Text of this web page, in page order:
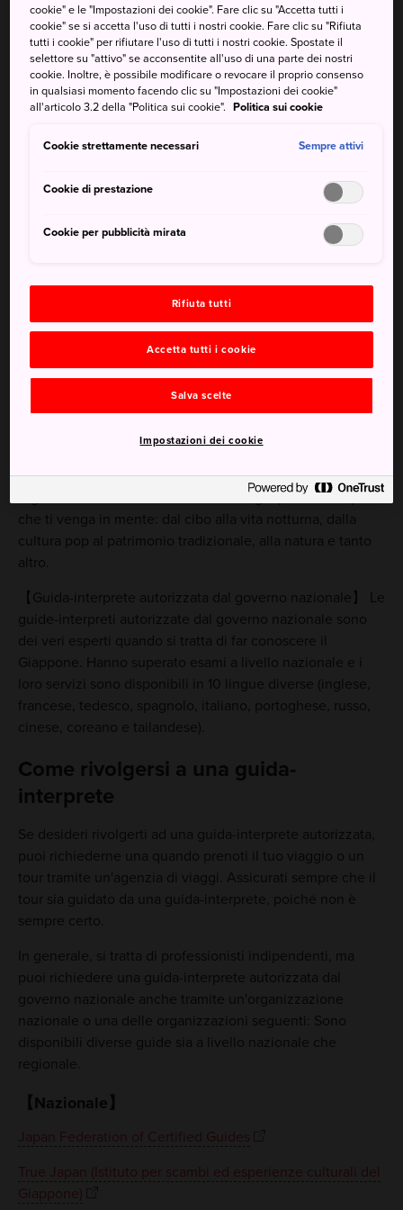
e dell'informazione, vedendo e facendo tutto proprio
come farebbe un locale. Questo è il modo migliore per
vivere il Giappone, in maniera intensa e in modo
completamente diverso.
Scopri come contattare la tua guida-interprete autorizzata
tradizione e fascino giapponese nella tua lingua madre.
Guide-interpreti ufficiali
autorizzate: Come funziona in
Grazie a una guida preparata, potrai fare dei tour che ti
permetteranno di scoprire in profondità tradizione, cultura,
usanze moderne e moda del Giappone.
Impara molto di più di quanto potresti fare da solo
viaggiando con qualcuno del posto e che conosce la
zona. Naturalmente, puoi stare certo di avere una guida
appassionata che sa di cosa parla. Il suo entusiasmo e la
meglio il tuo viaggio. Alcune guide hanno addirittura
organizzato dei tour unici dedicati a ogni possibile aspetto
che ti venga in mente: dal cibo alla vita notturna, dalla
cultura pop al patrimonio tradizionale, alla natura e tanto
altro.
【Guida-interprete autorizzata dal governo nazionale】 Le
guide-interpreti autorizzate dal governo nazionale sono
dei veri esperti quando si tratta di far conoscere il
Giappone. Hanno superato esami a livello nazionale e i
loro servizi sono disponibili in 10 lingue diverse (inglese,
francese, tedesco, spagnolo, italiano, portoghese, russo,
cinese, coreano e tailandese).
Come rivolgersi a una guida-
interprete
Se desideri rivolgerti ad una guida-interprete autorizzata,
puoi richiederne una quando prenoti il tuo viaggio o un
tour tramite un'agenzia di viaggi. Assicurati sempre che il
tour sia guidato da una guida-interprete, poiché non è
sempre certo.
In generale, si tratta di professionisti indipendenti, ma
puoi richiedere una guida-interprete autorizzata dal
governo nazionale anche tramite un'organizzazione
nazionale o una delle organizzazioni seguenti: Sono
disponibili diverse guide sia a livello nazionale che
regionale.
【Nazionale】
Japan Federation of Certified Guides
True Japan (Istituto per scambi ed esperienze culturali del
Giappone)
cookie" e le "Impostazioni dei cookie". Fare clic su "Accetta tutti i
cookie" se si accetta l'uso di tutti i nostri cookie. Fare clic su "Rifiuta
tutti i cookie" per rifiutare l'uso di tutti i nostri cookie. Spostate il
selettore su "attivo" se acconsentite all'uso di una parte dei nostri
cookie. Inoltre, è possibile modificare o revocare il proprio consenso
in qualsiasi momento facendo clic su "Impostazioni dei cookie"
all'articolo 3.2 della "Politica sui cookie". Politica sui cookie
Cookie strettamente necessari Sempre attivi
Cookie di prestazione
Cookie per pubblicità mirata
Rifiuta tutti
Accetta tutti i cookie
Salva scelte
Impostazioni dei cookie